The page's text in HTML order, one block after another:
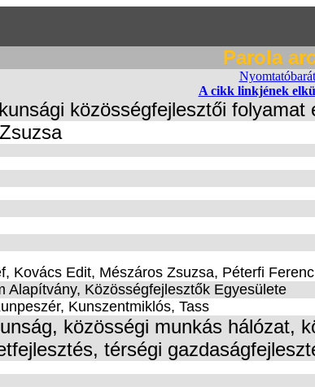
Parola
A cikk linkjének
közösségfejlesztői folyamat
Kovács Edit, Mészáros Zsuzsa, Péterfi
Alapítvány, Közösségfejlesztők Egyesülete
Kunszentmiklós, Tass
közösségi munkás hálózat,
térségi